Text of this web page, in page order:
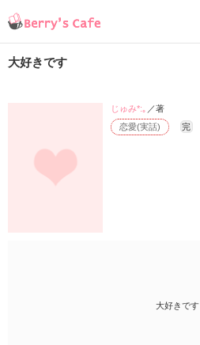
大好きです
恋愛(実話) 完
じゅみ*:｡ ／著
大好きです